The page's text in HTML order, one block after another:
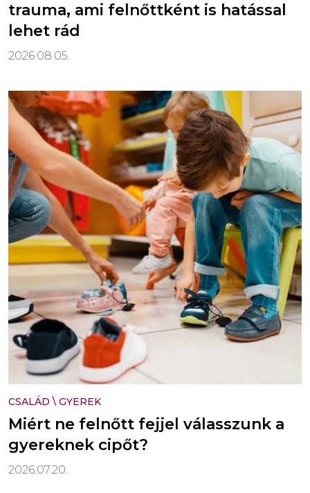
trauma, ami felnőttként is hatással
lehet rád
2026.08.05.
CSALÁD \ GYEREK
Miért ne felnőtt fejjel válasszunk a
gyereknek cipőt?
2026.07.20.